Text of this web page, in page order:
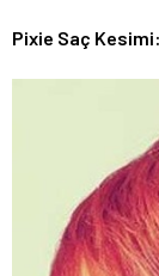
Pixie Saç